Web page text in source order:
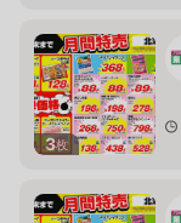
3枚